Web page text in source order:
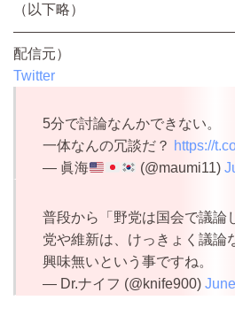
（以下略）
配信元）
Twitter
5分で討論なんかできない。
一体なんの冗談だ？ https://
— 眞海
(@maumi11)
普段から「野党は国会で議論
党や維新は、けっきょく議論
興味無いという事ですね。
— Dr.ナイフ (@knife900)